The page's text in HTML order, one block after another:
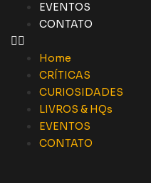
EVENTOS
CONTATO
Home
CRÍTICAS
CURIOSIDADES
LIVROS & HQs
EVENTOS
CONTATO